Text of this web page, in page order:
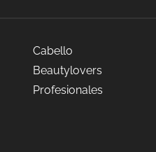
Cabello
Beautylovers
Profesionales